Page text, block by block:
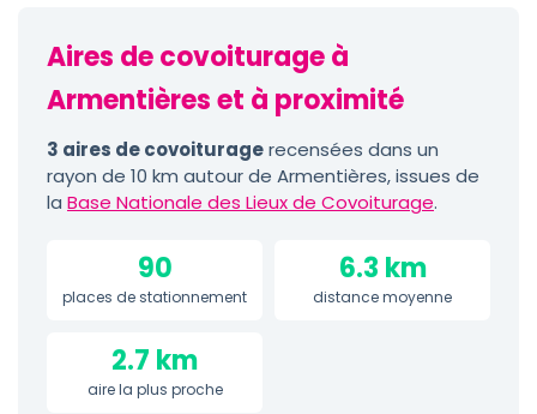
Aires de covoiturage à
Armentières et à proximité
3 aires de covoituragerecensées dans un
rayon de 10 km autour de Armentières, issues de
la Base Nationale des Lieux de Covoiturage.
90
places de stationnement
6.3 km
distance moyenne
2.7 km
aire la plus proche